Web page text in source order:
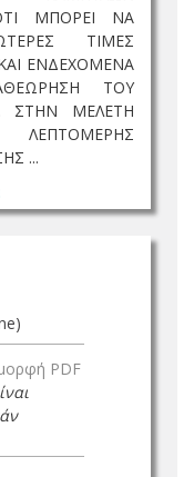
ΜΠΟΡΕΙ ΝΑ
ΤΙΜΕΣ
ΕΝΔΕΧΟΜΕΝΑ
ΤΟΥ
ΣΤΗΝ ΜΕΛΕΤΗ
...
PDF